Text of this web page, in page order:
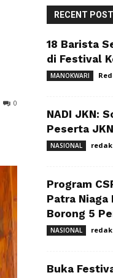
0
RECENT
18 Barista
di Festival
MANOKWARI
NADI JKN:
Peserta JKN
NASIONAL
Program
Patra Niaga
Borong 5
NASIONAL
Buka